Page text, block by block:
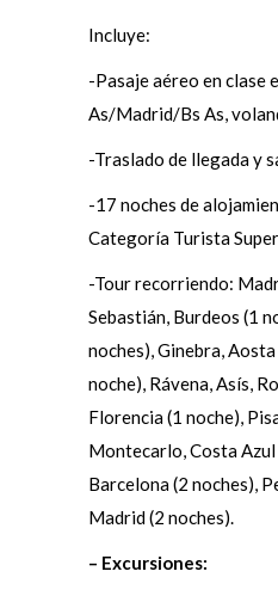
Incluye:
-Pasaje aéreo en clase
As/Madrid/Bs As,
-Traslado de llegada y
-17 noches de
Categoría Turista
-Tour recorriendo:
Sebastián, Burdeos (1
noches), Ginebra,
noche), Rávena, Asís,
Florencia (1 noche),
Montecarlo, Costa Azul
Barcelona (2 noches),
Madrid (2 noches).
– Excursiones: